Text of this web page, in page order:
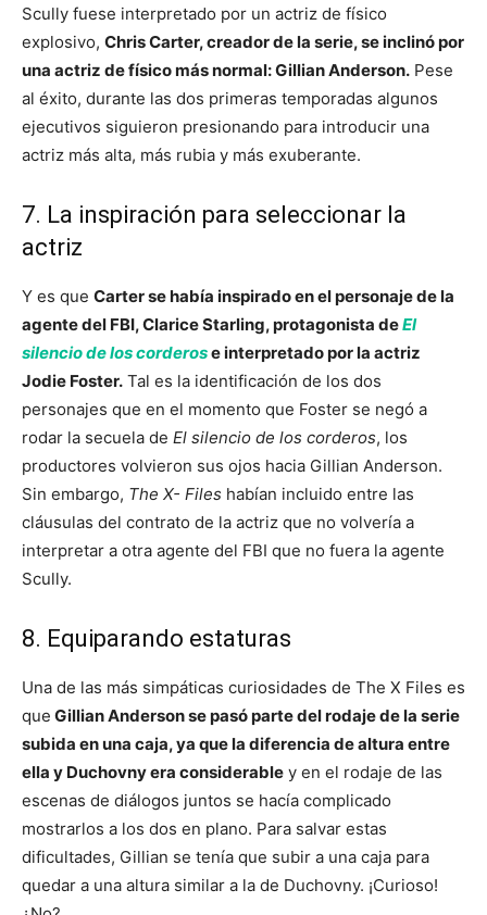
Scully fuese interpretado por un actriz de físico
explosivo, Chris Carter, creador de la serie, se inclinó por
una actriz de físico más normal: Gillian Anderson. Pese
al éxito, durante las dos primeras temporadas algunos
ejecutivos siguieron presionando para introducir una
actriz más alta, más rubia y más exuberante.
7. La inspiración para seleccionar la
actriz
Y es que Carter se había inspirado en el personaje de la
agente del FBI, Clarice Starling, protagonista deEl
silencio de los corderose interpretado por la actriz
Jodie Foster. Tal es la identificación de los dos
personajes que en el momento que Foster se negó a
rodar la secuela de El silencio de los corderos, los
productores volvieron sus ojos hacia Gillian Anderson.
Sin embargo, The X- Files habían incluido entre las
cláusulas del contrato de la actriz que no volvería a
interpretar a otra agente del FBI que no fuera la agente
Scully.
8. Equiparando estaturas
Una de las más simpáticas curiosidades de The X Files es
que Gillian Anderson se pasó parte del rodaje de la serie
subida en una caja, ya que la diferencia de altura entre
ella y Duchovny era considerable y en el rodaje de las
escenas de diálogos juntos se hacía complicado
mostrarlos a los dos en plano. Para salvar estas
dificultades, Gillian se tenía que subir a una caja para
quedar a una altura similar a la de Duchovny. ¡Curioso!